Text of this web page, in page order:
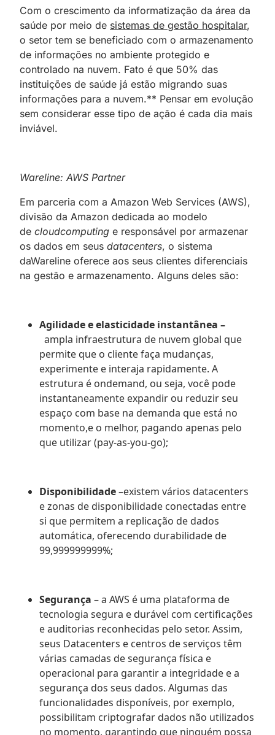
Com o crescimento da informatização da área da
saúde por meio de sistemas de gestão hospitalar,
o setor tem se beneficiado com o armazenamento
de informações no ambiente protegido e
controlado na nuvem. Fato é que 50% das
instituições de saúde já estão migrando suas
informações para a nuvem.** Pensar em evolução
sem considerar esse tipo de ação é cada dia mais
inviável.
Wareline: AWS Partner
Em parceria com a Amazon Web Services (AWS),
divisão da Amazon dedicada ao modelo
de cloudcomputing e responsável por armazenar
os dados em seus datacenters, o sistema
daWareline oferece aos seus clientes diferenciais
na gestão e armazenamento. Alguns deles são:
Agilidade e elasticidade instantânea –
ampla infraestrutura de nuvem global que
permite que o cliente faça mudanças,
experimente e interaja rapidamente. A
estrutura é ondemand, ou seja, você pode
instantaneamente expandir ou reduzir seu
espaço com base na demanda que está no
momento,e o melhor, pagando apenas pelo
que utilizar (pay-as-you-go);
Disponibilidade–existem vários datacenters
e zonas de disponibilidade conectadas entre
si que permitem a replicação de dados
automática, oferecendo durabilidade de
99,999999999%;
Segurança – a AWS é uma plataforma de
tecnologia segura e durável com certificações
e auditorias reconhecidas pelo setor. Assim,
seus Datacenters e centros de serviços têm
várias camadas de segurança física e
operacional para garantir a integridade e a
segurança dos seus dados. Algumas das
funcionalidades disponíveis, por exemplo,
possibilitam criptografar dados não utilizados
no momento, garantindo que ninguém possa